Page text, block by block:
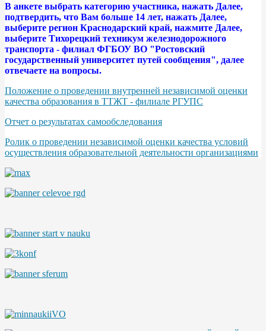
В анкете выбрать категорию участника, нажать Далее,
подтвердить, что Вам больше 14 лет, нажать Далее,
выберите регион Краснодарский край, нажмите Далее,
выберите Тихорецкий техникум железнодорожного
транспорта - филиал ФГБОУ ВО "Ростовский
государственный университет путей сообщения", далее
отвечаете на вопросы.
Положение о проведении внутренней независимой оценки
качества образования в ТТЖТ - филиале РГУПС
Отчет о результатах самообследования
Ролик о проведении независимой оценки качества условий
осуществления образовательной деятельности организациями